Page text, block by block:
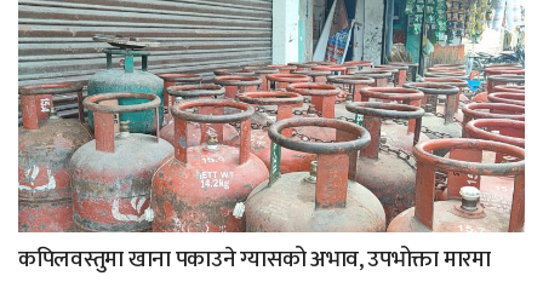
कपिलवस्तुमा खाना पकाउने ग्यासको अभाव, उपभोक्ता मारमा